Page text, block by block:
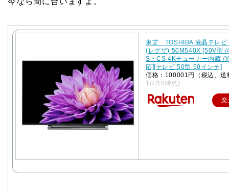
東芝 TOSHIBA 液晶テレビ
(レグザ) 50M540X [50V型 /
S・CS 4Kチューナー内蔵 /
応][テレビ 50型 50インチ]
価格：100001円（税込、
1/7/18時点)